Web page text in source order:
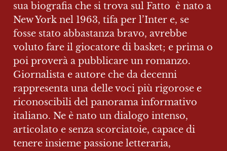
sua biografia che si trova sul Fatto  è nato a
New York nel 1963, tifa per l’Inter e, se
fosse stato abbastanza bravo, avrebbe
voluto fare il giocatore di basket; e prima o
poi proverà a pubblicare un romanzo.
Giornalista e autore che da decenni
rappresenta una delle voci più rigorose e
riconoscibili del panorama informativo
italiano. Ne è nato un dialogo intenso,
articolato e senza scorciatoie, capace di
tenere insieme passione letteraria,